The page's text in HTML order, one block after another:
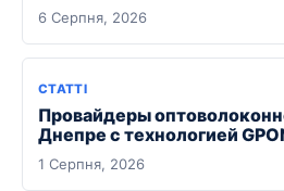
6 Серпня, 2026
СТАТТІ
Провайдеры
Днепре с технологией
1 Серпня, 2026